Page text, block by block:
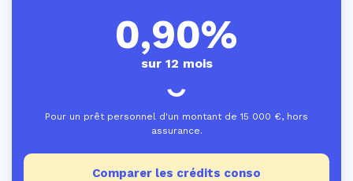
0,90%
sur 12 mois
Pour un prêt personnel d'un montant de 15 000 €, hors
assurance.
Comparer les crédits conso